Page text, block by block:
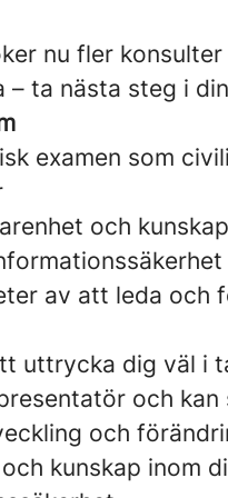
nu fler
– ta nästa steg i
examen som
och
av att leda och
uttrycka dig väl i
och
och
kunskap inom